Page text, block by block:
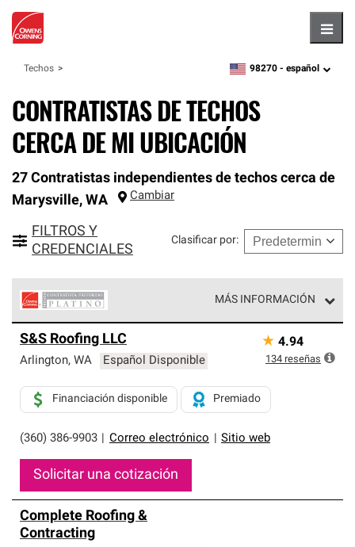
Techos zipcode, language
98270 - español
CONTRATISTAS DE TECHOS
CERCA DE MI UBICACIÓN
27 Contratistas independientes de techos cerca de
Marysville, WA Cambiar
FILTROS Y
CREDENCIALES
Clasificar por:
MÁS INFORMACIÓN
Corning constituyen el nivel superior de nuestra red
exclusiva y cumplen con estándares estrictos de
Solo ellos pueden ofrecer nuestra mejor garantía de
sistemas de techos.
S&S Roofing LLC
Arlington, WA Español Disponible
(360) 386-9903 Correo electrónico Sitio web
Financiación disponible Premiado
Solicitar una cotización
★ 4.94
134 reseñas
Complete Roofing &
Contracting